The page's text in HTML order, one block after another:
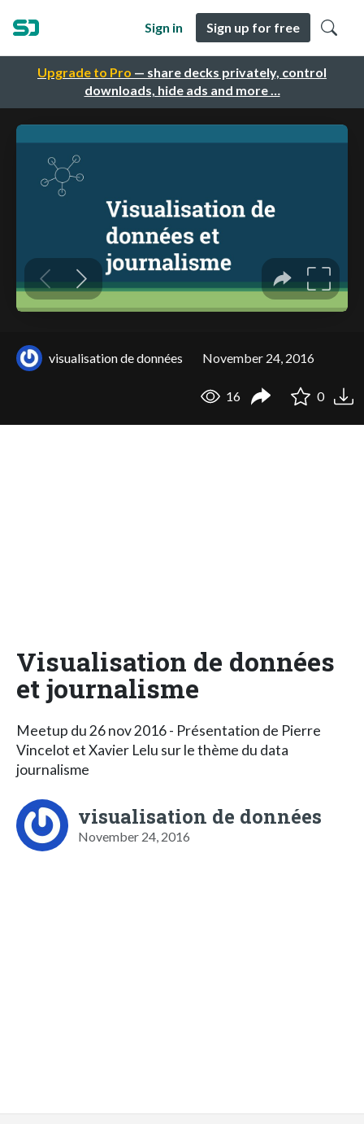
Upgrade to Pro — share decks privately, control
downloads, hide ads and more …
Sign in Sign up for free
visualisation de données November 24, 2016
16 0
Visualisation de données
et journalisme
Meetup du 26 nov 2016 - Présentation de Pierre
Vincelot et Xavier Lelu sur le thème du data
journalisme
visualisation de données
November 24, 2016